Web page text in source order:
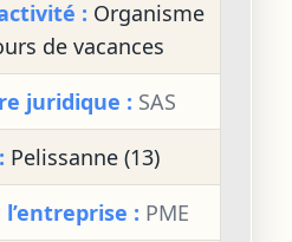
: Organisme
de vacances
juridique : SAS
Pelissanne (13)
l’entreprise : PME